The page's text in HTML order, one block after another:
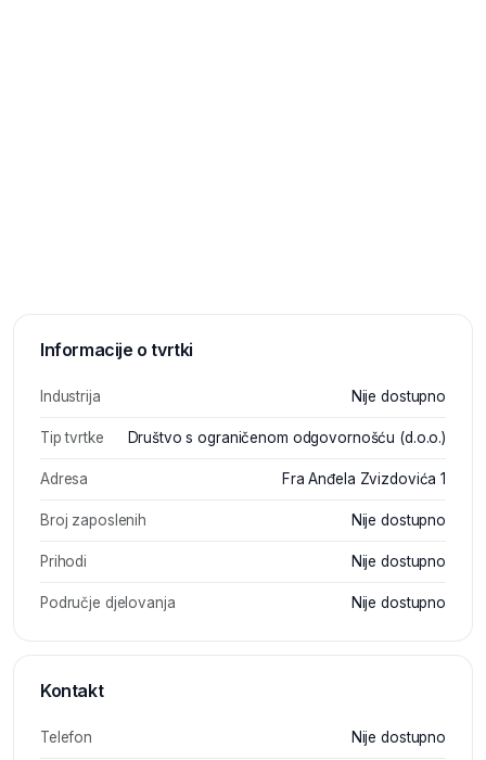
Informacije o tvrtki
Industrija Nije dostupno
Tip tvrtke Društvo s ograničenom odgovornošću (d.o.o.)
Adresa Fra Anđela Zvizdovića 1
Broj zaposlenih Nije dostupno
Prihodi Nije dostupno
Područje djelovanja Nije dostupno
Kontakt
Telefon Nije dostupno